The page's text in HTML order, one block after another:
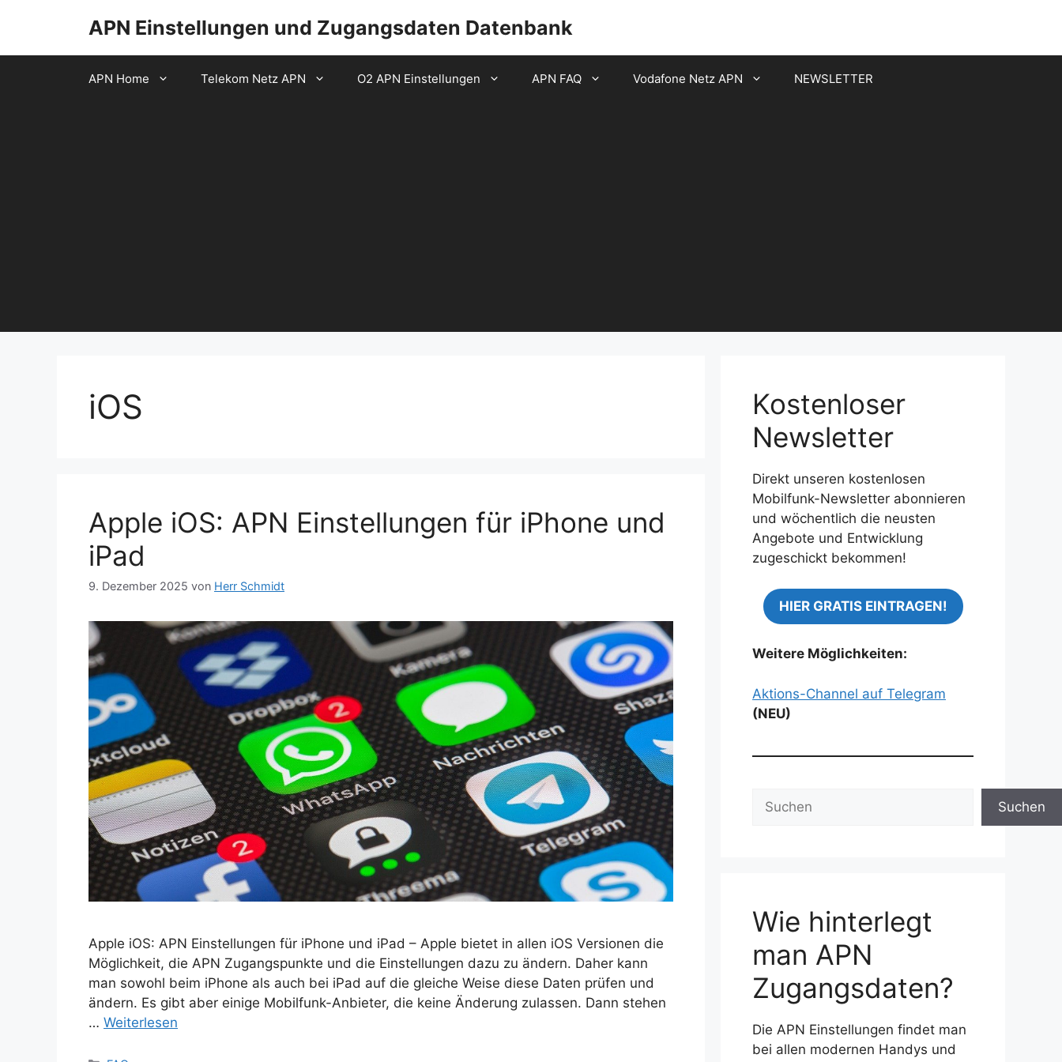
APN Einstellungen und Zugangsdaten Datenbank
APN Home Telekom Netz APN O2 APN Einstellungen APN FAQ Vodafone Netz APN NEWSLETTER
iOS
Apple iOS: APN Einstellungen für iPhone und
iPad
9. Dezember 2025 von Herr Schmidt
Apple iOS: APN Einstellungen für iPhone und iPad – Apple bietet in allen iOS Versionen die
Möglichkeit, die APN Zugangspunkte und die Einstellungen dazu zu ändern. Daher kann
man sowohl beim iPhone als auch bei iPad auf die gleiche Weise diese Daten prüfen und
ändern. Es gibt aber einige Mobilfunk-Anbieter, die keine Änderung zulassen. Dann stehen
… Weiterlesen
Kostenloser
Newsletter
Direkt unseren kostenlosen
Mobilfunk-Newsletter abonnieren
und wöchentlich die neusten
Angebote und Entwicklung
zugeschickt bekommen!
HIER GRATIS EINTRAGEN!
Weitere Möglichkeiten:
Aktions-Channel auf Telegram
(NEU)
Suchen
Wie hinterlegt
man APN
Zugangsdaten?
Die APN Einstellungen findet man
bei allen modernen Handys und